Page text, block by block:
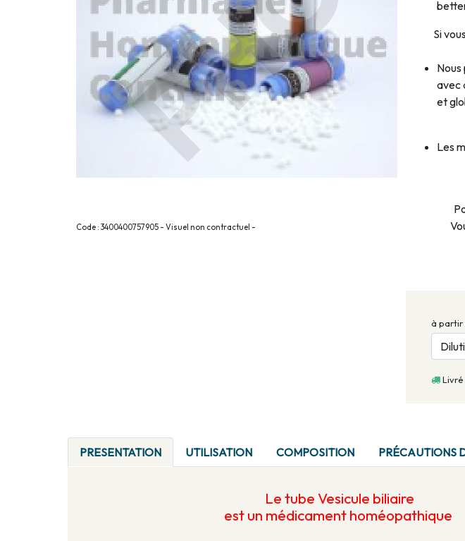
Code : 3400400757905 - Visuel non contractuel -
Si vous
avec
et
Les
à partir
Livré
PRESENTATION UTILISATION COMPOSITION PRÉCAUTIONS
Le tubeVesicule biliaire
est un médicament homéopathique